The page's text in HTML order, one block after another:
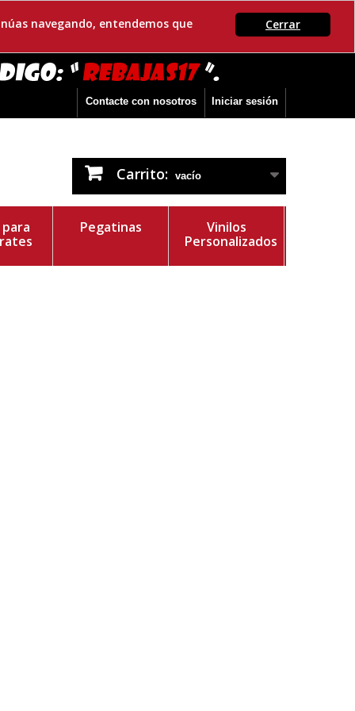
Cerrar
navegando, entendemos que
Iniciar sesión
Contacte con nosotros
Carrito: vacío
Pegatinas
Vinilos
Personalizados